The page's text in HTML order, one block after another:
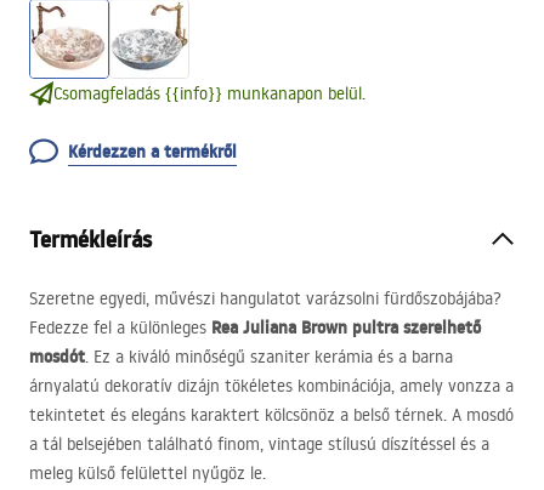
Csomagfeladás {{info}} munkanapon belül.
Kérdezzen a termékről
Termékleírás
Szeretne egyedi, művészi hangulatot varázsolni fürdőszobájába?
Fedezze fel a különleges Rea Juliana Brown pultra szerelhető
mosdót. Ez a kiváló minőségű szaniter kerámia és a barna
árnyalatú dekoratív dizájn tökéletes kombinációja, amely vonzza a
tekintetet és elegáns karaktert kölcsönöz a belső térnek. A mosdó
a tál belsejében található finom, vintage stílusú díszítéssel és a
meleg külső felülettel nyűgöz le.